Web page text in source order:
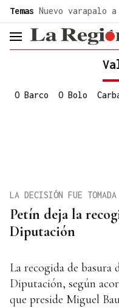
Temas Nuevo varapalo a
header.menu.open
O Barco O Bolo
Petín deja la
Diputación
LA DECISIÓN FUE
La recogida de basura
Diputación, según
que preside Miguel